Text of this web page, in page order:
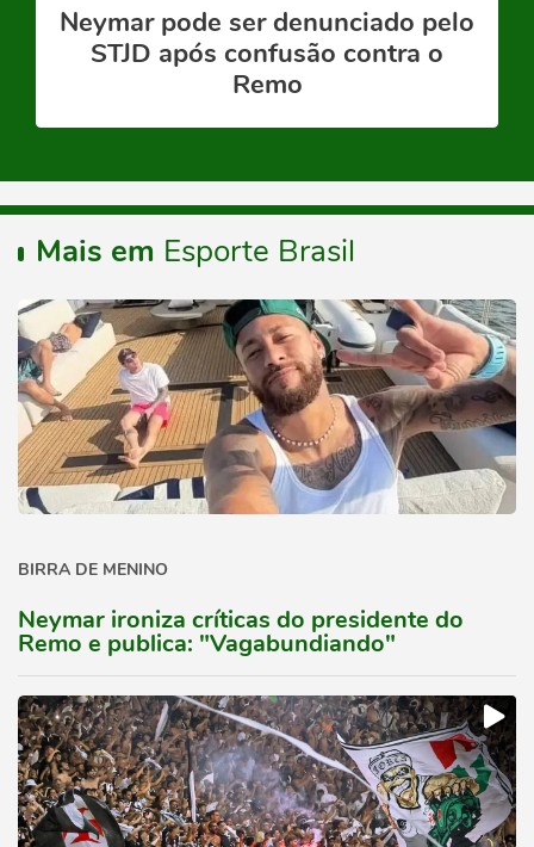
Neymar pode ser denunciado pelo
STJD após confusão contra o
Remo
Mais em Esporte Brasil
BIRRA DE MENINO
Neymar ironiza críticas do presidente do
Remo e publica: "Vagabundiando"